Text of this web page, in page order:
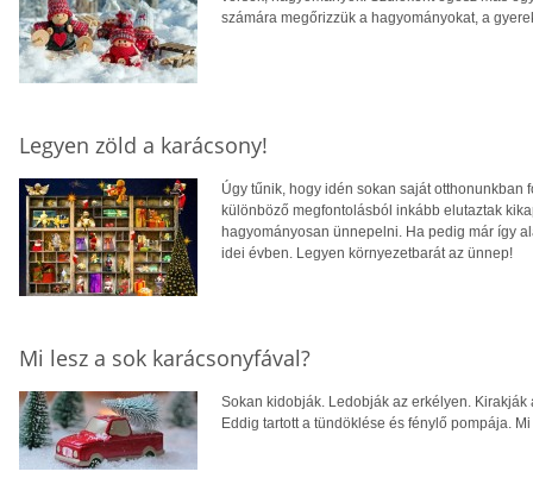
számára megőrizzük a hagyományokat, a
Legyen zöld a karácsony!
Úgy tűnik, hogy idén sokan saját otthonunkban
különböző megfontolásból inkább elutaztak
hagyományosan ünnepelni. Ha pedig már így
idei évben. Legyen környezetbarát az ünnep!
Mi lesz a sok karácsonyfával?
Sokan kidobják. Ledobják az erkélyen.
Eddig tartott a tündöklése és fénylő pompája.